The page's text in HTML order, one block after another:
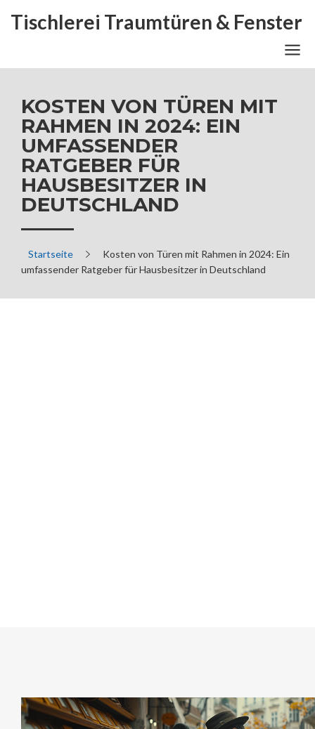
Tischlerei Traumtüren & Fenster
KOSTEN VON TÜREN MIT
RAHMEN IN 2024: EIN
UMFASSENDER
RATGEBER FÜR
HAUSBESITZER IN
DEUTSCHLAND
Startseite
Kosten von Türen mit Rahmen in 2024: Ein
umfassender Ratgeber für Hausbesitzer in Deutschland